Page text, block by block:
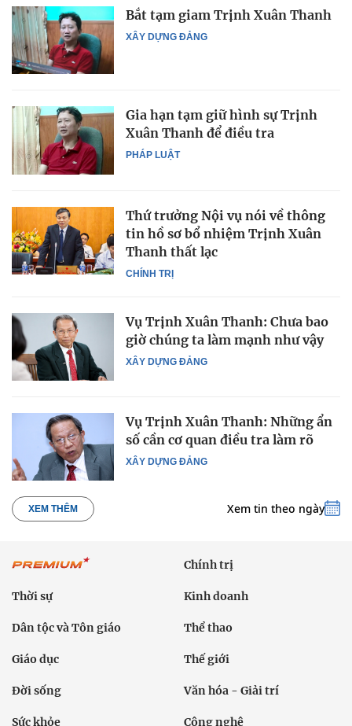
XÂY DỰNG ĐẢNG
Bắt tạm giam Trịnh Xuân Thanh
PHÁP LUẬT
Gia hạn tạm giữ hình sự Trịnh
Xuân Thanh để điều tra
CHÍNH TRỊ
Thứ trưởng Nội vụ nói về thông
tin hồ sơ bổ nhiệm Trịnh Xuân
Thanh thất lạc
XÂY DỰNG ĐẢNG
Vụ Trịnh Xuân Thanh: Chưa bao
giờ chúng ta làm mạnh như vậy
XÂY DỰNG ĐẢNG
Vụ Trịnh Xuân Thanh: Những ẩn
số cần cơ quan điều tra làm rõ
XEM THÊM Xem tin theo ngày
Chính trị
Thời sự Kinh doanh
Dân tộc và Tôn giáo Thể thao
Giáo dục Thế giới
Đời sống Văn hóa - Giải trí
Sức khỏe Công nghệ